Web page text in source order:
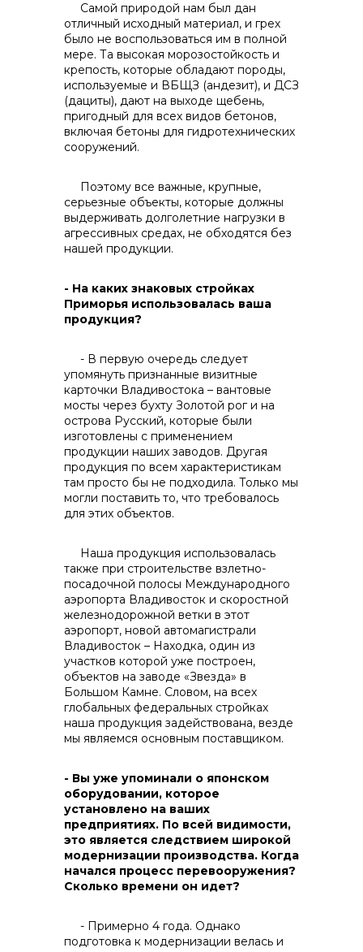
Контакты
+7 (423) 234 50 50
info@vostokcement.ru
Самой природой нам был дан
отличный исходный материал, и грех
было не воспользоваться им в полной
мере. Та высокая морозостойкость и
крепость, которые обладают породы,
используемые и ВБЩЗ (андезит), и ДСЗ
(дациты), дают на выходе щебень,
пригодный для всех видов бетонов,
включая бетоны для гидротехнических
сооружений.
Поэтому все важные, крупные,
серьезные объекты, которые должны
выдерживать долголетние нагрузки в
агрессивных средах, не обходятся без
нашей продукции.
- На каких знаковых стройках
Приморья использовалась ваша
продукция?
- В первую очередь следует
упомянуть признанные визитные
карточки Владивостока – вантовые
мосты через бухту Золотой рог и на
острова Русский, которые были
изготовлены с применением
продукции наших заводов. Другая
продукция по всем характеристикам
там просто бы не подходила. Только мы
могли поставить то, что требовалось
для этих объектов.
Наша продукция использовалась
также при строительстве взлетно-
посадочной полосы Международного
аэропорта Владивосток и скоростной
железнодорожной ветки в этот
аэропорт, новой автомагистрали
Владивосток – Находка, один из
участков которой уже построен,
объектов на заводе «Звезда» в
Большом Камне. Словом, на всех
глобальных федеральных стройках
наша продукция задействована, везде
мы являемся основным поставщиком.
- Вы уже упоминали о японском
оборудовании, которое
установлено на ваших
предприятиях. По всей видимости,
это является следствием широкой
модернизации производства. Когда
начался процесс перевооружения?
Сколько времени он идет?
- Примерно 4 года. Однако
подготовка к модернизации велась и